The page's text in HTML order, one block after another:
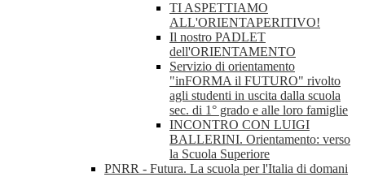
TI ASPETTIAMO
ALL'ORIENTAPERITIVO!
Il nostro PADLET
dell'ORIENTAMENTO
Servizio di orientamento
"inFORMA il FUTURO" rivolto
agli studenti in uscita dalla scuola
sec. di 1° grado e alle loro famiglie
INCONTRO CON LUIGI
BALLERINI. Orientamento: verso
la Scuola Superiore
PNRR - Futura. La scuola per l'Italia di domani